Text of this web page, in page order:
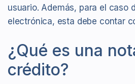
usuario. Además, para el caso
electrónica, esta debe contar
¿Qué es una
crédito?